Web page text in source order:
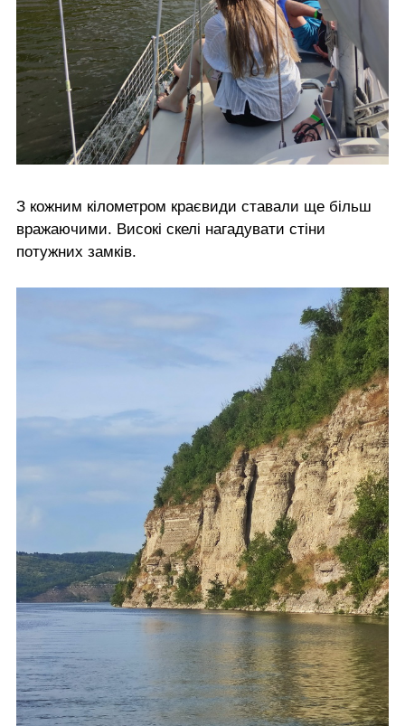
З кожним кілометром краєвиди ставали ще більш
вражаючими. Високі скелі нагадувати стіни
потужних замків.